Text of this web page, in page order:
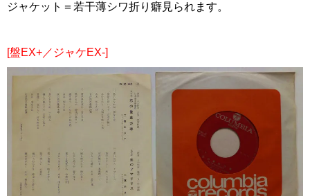
ジャケット＝若干薄シワ折り癖見られます。
[盤EX+／ジャケEX-]